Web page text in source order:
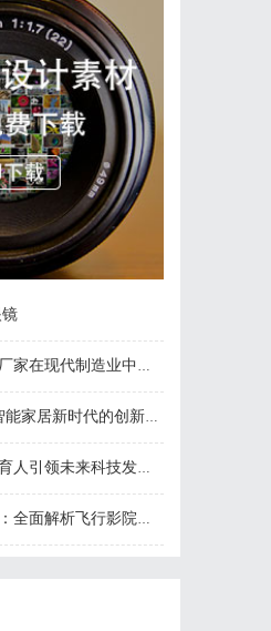
造业中的重要角色与发展趋势
居新时代的创新之作
领未来科技发展新高地
飞行影院的魅力与发展前景